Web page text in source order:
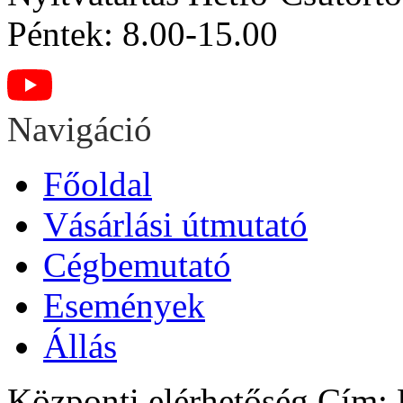
Péntek: 8.00-15.00
Navigáció
Főoldal
Vásárlási útmutató
Cégbemutató
Események
Állás